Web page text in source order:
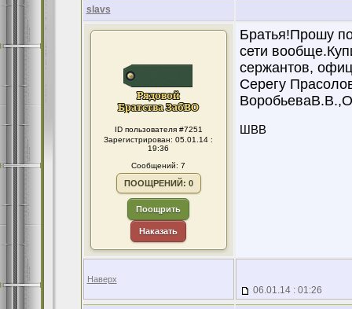
slavs
ID пользователя #7251
Зарегистрирован: 05.01.14 :
19:36
Сообщений: 7
ПООЩРЕНИЙ: 0
Поощрить
Наказать
Братья!Прошу
сети
сержантов,
Серегу
ШВВ
Наверх
06.01.14 : 01:26